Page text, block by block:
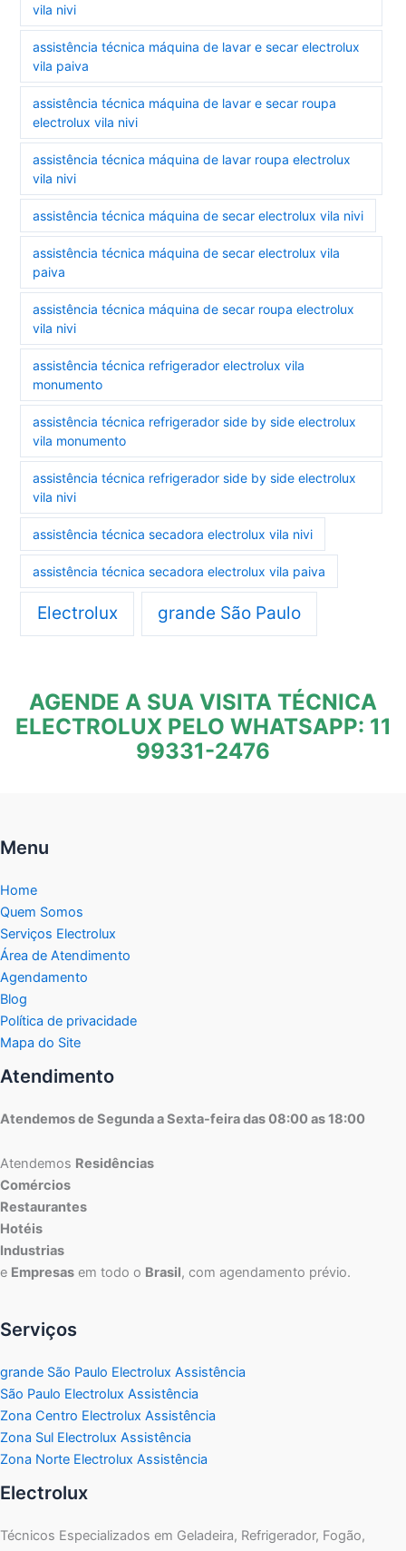
vila nivi
assistência técnica máquina de lavar e secar electrolux
vila paiva
assistência técnica máquina de lavar e secar roupa
electrolux vila nivi
assistência técnica máquina de lavar roupa electrolux
vila nivi
assistência técnica máquina de secar electrolux vila nivi
assistência técnica máquina de secar electrolux vila
paiva
assistência técnica máquina de secar roupa electrolux
vila nivi
assistência técnica refrigerador electrolux vila
monumento
assistência técnica refrigerador side by side electrolux
vila monumento
assistência técnica refrigerador side by side electrolux
vila nivi
assistência técnica secadora electrolux vila nivi
assistência técnica secadora electrolux vila paiva
Electrolux grande São Paulo
AGENDE A SUA VISITA TÉCNICA
ELECTROLUX PELO WHATSAPP: 11
99331-2476
Menu
Home
Quem Somos
Serviços Electrolux
Área de Atendimento
Agendamento
Blog
Política de privacidade
Mapa do Site
Atendimento
Atendemos de Segunda a Sexta-feira das 08:00 as 18:00
Atendemos Residências
Comércios
Restaurantes
Hotéis
Industrias
e Empresas em todo o Brasil, com agendamento prévio.
Serviços
grande São Paulo Electrolux Assistência
São Paulo Electrolux Assistência
Zona Centro Electrolux Assistência
Zona Sul Electrolux Assistência
Zona Norte Electrolux Assistência
Electrolux
Técnicos Especializados em Geladeira, Refrigerador, Fogão,